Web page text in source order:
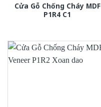
Cửa Gỗ Chống Cháy MDF
P1R4 C1